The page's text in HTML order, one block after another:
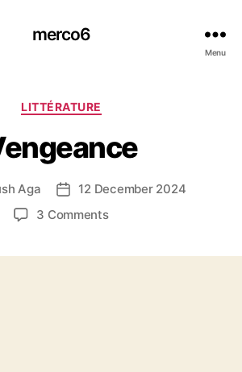
merco6
Menu
Categories
LITTÉRATURE
Aga
Post12 December 2024
3 Commentson